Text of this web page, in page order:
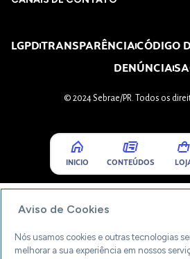
LGPDTRANSPARÊNCIACÓDIGO
DENÚNCIA
© 2024 Sebrae/PR. Todos os
INICIO CONTEÚDOS
Aviso de Cookies
Nós usamos cookies e outras tecnologias
melhorar a sua experiência em nossos